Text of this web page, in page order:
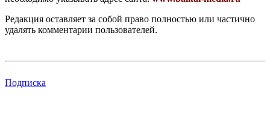
Редакция оставляет за собой право полностью или частично
удалять комментарии пользователей.
Подписка